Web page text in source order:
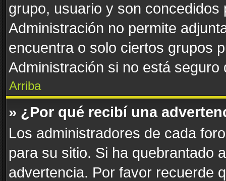
grupo, usuario y son concedidos
Administración no permite
encuentra o solo ciertos grupos
Administración si no está
Arriba
» ¿Por qué recibí una
Los administradores de cada
para su sitio. Si ha quebrantado
advertencia. Por favor recuerde